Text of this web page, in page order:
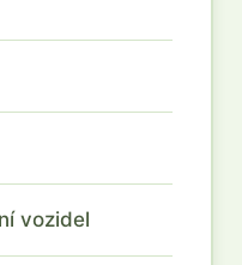
vozidel